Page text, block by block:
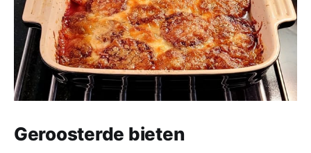
Geroosterde bieten